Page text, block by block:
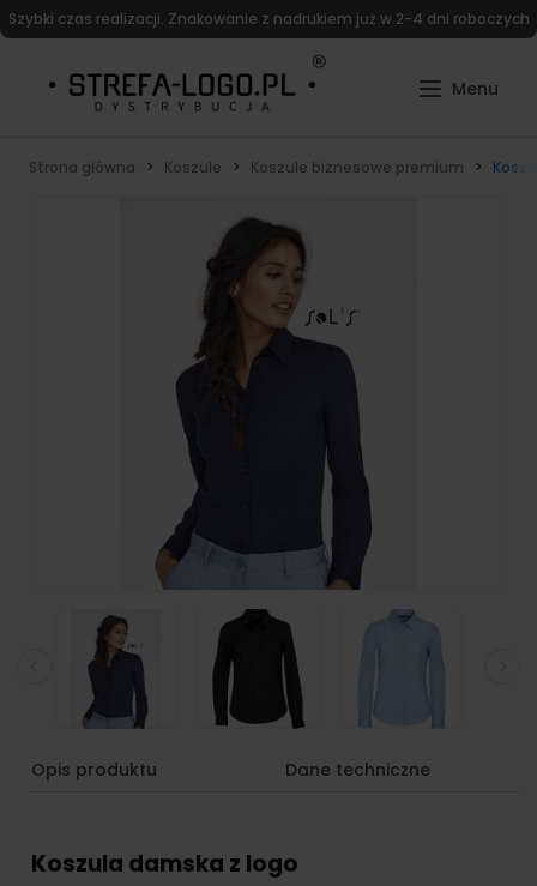
Szybki czas realizacji. Znakowanie z nadrukiem już w 2-4 dni roboczych
Strona główna Koszule Koszule biznesowe premium
Opis produktu Dane techniczne
Koszula damska z logo